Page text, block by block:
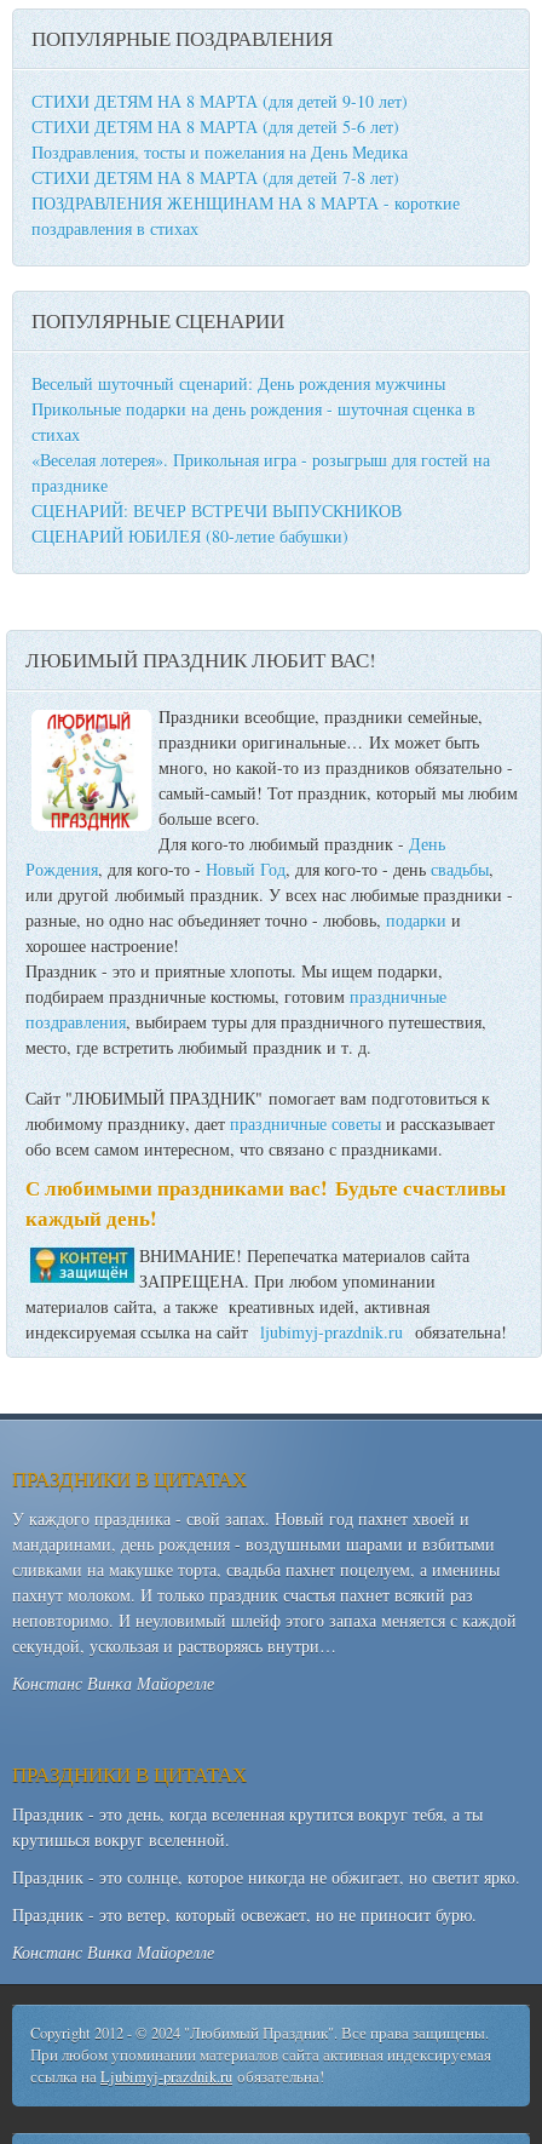
ПОПУЛЯРНЫЕ ПОЗДРАВЛЕНИЯ
СТИХИ ДЕТЯМ НА 8 МАРТА (для детей 9-10 лет)
СТИХИ ДЕТЯМ НА 8 МАРТА (для детей 5-6 лет)
Поздравления, тосты и пожелания на День Медика
СТИХИ ДЕТЯМ НА 8 МАРТА (для детей 7-8 лет)
ПОЗДРАВЛЕНИЯ ЖЕНЩИНАМ НА 8 МАРТА - короткие
поздравления в стихах
ПОПУЛЯРНЫЕ СЦЕНАРИИ
Веселый шуточный сценарий: День рождения мужчины
Прикольные подарки на день рождения - шуточная сценка в
стихах
«Веселая лотерея». Прикольная игра - розыгрыш для гостей на
празднике
СЦЕНАРИЙ: ВЕЧЕР ВСТРЕЧИ ВЫПУСКНИКОВ
СЦЕНАРИЙ ЮБИЛЕЯ (80-летие бабушки)
ЛЮБИМЫЙ ПРАЗДНИК ЛЮБИТ ВАС!
Праздники всеобщие, праздники семейные,
праздники оригинальные… Их может быть
много, но какой-то из праздников обязательно -
самый-самый! Тот праздник, который мы любим
больше всего.
Для кого-то любимый праздник - День
Рождения, для кого-то -Новый Год, для кого-то - деньсвадьбы,
или другой любимый праздник. У всех нас любимые праздники -
разные, но одно нас объединяет точно - любовь,подаркии
хорошее настроение!
Праздник - это и приятные хлопоты. Мы ищем подарки,
подбираем праздничные костюмы, готовимпраздничные
поздравления, выбираем туры для праздничного путешествия,
место, где встретить любимый праздник и т. д.
Сайт "ЛЮБИМЫЙ ПРАЗДНИК" помогает вам подготовиться к
любимому празднику, даетпраздничные советы и рассказывает
обо всем самом интересном, что связано с праздниками.
С любимыми праздниками вас! Будьте счастливы
каждый день!
ВНИМАНИЕ! Перепечатка материалов сайта
ЗАПРЕЩЕНА. При любом упоминании
материалов сайта, а также креативных идей, активная
индексируемая ссылка на сайт ljubimyj-prazdnik.ruобязательна!
ПРАЗДНИКИ В ЦИТАТАХ
У каждого праздника - свой запах. Новый год пахнет хвоей и
мандаринами, день рождения - воздушными шарами и взбитыми
сливками на макушке торта, свадьба пахнет поцелуем, а именины
пахнут молоком. И только праздник счастья пахнет всякий раз
неповторимо. И неуловимый шлейф этого запаха меняется с каждой
секундой, ускользая и растворяясь внутри…
Констанс Винка Майорелле
ПРАЗДНИКИ В ЦИТАТАХ
Праздник - это день, когда вселенная крутится вокруг тебя, а ты
крутишься вокруг вселенной.
Праздник - это солнце, которое никогда не обжигает, но светит ярко.
Праздник - это ветер, который освежает, но не приносит бурю.
Констанс Винка Майорелле
Copyright 2012 - © 2024 "Любимый Праздник". Все права защищены.
При любом упоминании материалов сайта активная индексируемая
ссылка наLjubimyj-prazdnik.ru обязательна!